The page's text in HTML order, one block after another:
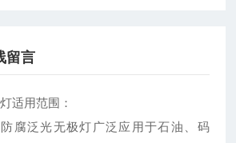
留言
适用范围：
防腐泛光无极灯广泛应用于石油、码